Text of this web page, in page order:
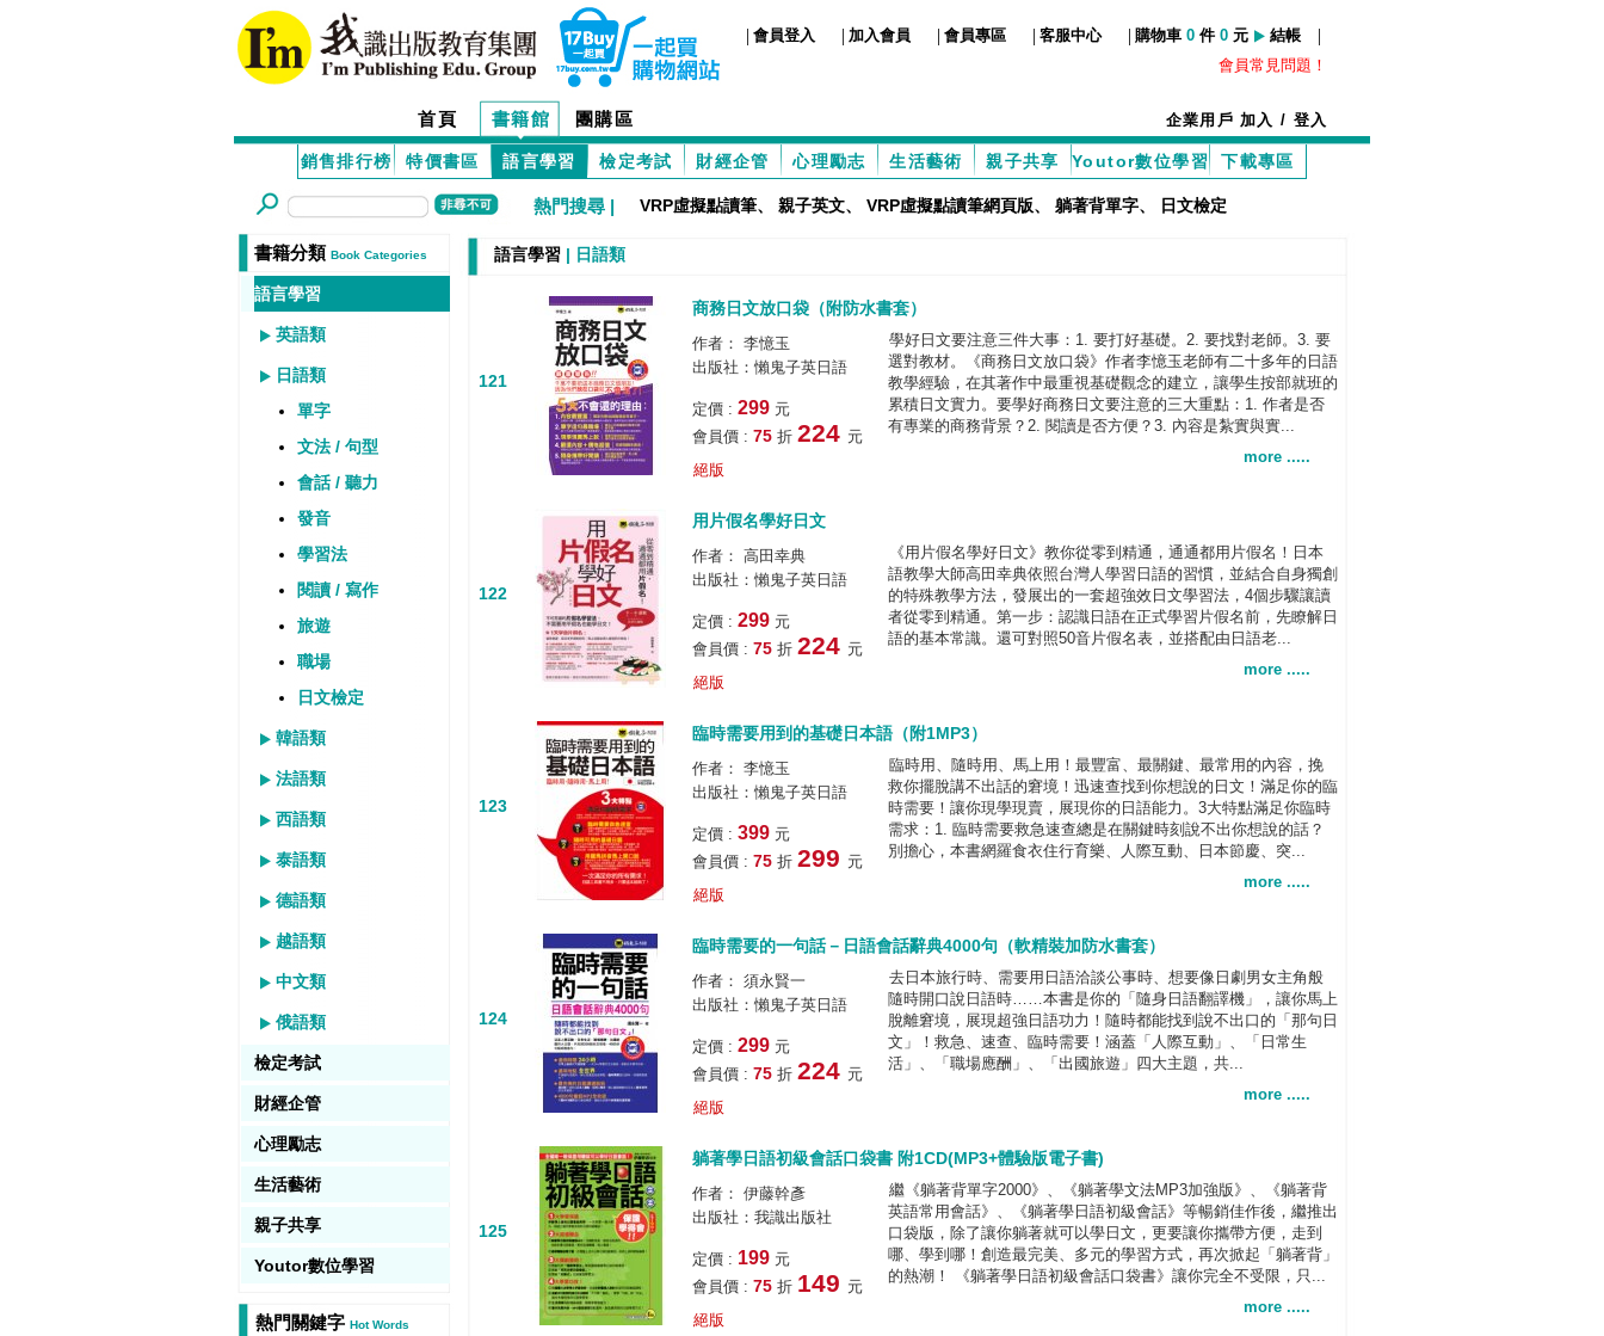
| 會員登入 | 加入會員 | 會員專區 | 客服中心 | 購物車 0 件 0 元 結帳 |
會員常見問題！
首頁 書籍館 團購區 企業用戶加入 / 登入
銷售排行榜 特價書區 語言學習 檢定考試 財經企管 心理勵志 生活藝術 親子共享 Youtor數位學習 下載專區
熱門搜尋 | VRP虛擬點讀筆、 親子英文、 VRP虛擬點讀筆網頁版、 躺著背單字、 日文檢定
書籍分類 Book Categories
語言學習
英語類
日語類
單字
文法 / 句型
會話 / 聽力
發音
學習法
閱讀 / 寫作
旅遊
職場
日文檢定
韓語類
法語類
西語類
泰語類
德語類
越語類
中文類
俄語類
檢定考試
財經企管
心理勵志
生活藝術
親子共享
Youtor數位學習
熱門關鍵字 Hot Words
語言學習 | 日語類
121
商務日文放口袋（附防水書套）
作者： 李憶玉
出版社：懶鬼子英日語
定價 : 299 元
會員價 : 75 折 224 元
絕版
學好日文要注意三件大事：1. 要打好基礎。2. 要找對老師。3. 要
選對教材。《商務日文放口袋》作者李憶玉老師有二十多年的日語
教學經驗，在其著作中最重視基礎觀念的建立，讓學生按部就班的
累積日文實力。要學好商務日文要注意的三大重點：1. 作者是否
有專業的商務背景？2. 閱讀是否方便？3. 內容是紮實與實...
more .....
122
用片假名學好日文
作者： 高田幸典
出版社：懶鬼子英日語
定價 : 299 元
會員價 : 75 折 224 元
絕版
《用片假名學好日文》教你從零到精通，通通都用片假名！日本
語教學大師高田幸典依照台灣人學習日語的習慣，並結合自身獨創
的特殊教學方法，發展出的一套超強效日文學習法，4個步驟讓讀
者從零到精通。第一步：認識日語在正式學習片假名前，先瞭解日
語的基本常識。還可對照50音片假名表，並搭配由日語老...
more .....
123
臨時需要用到的基礎日本語（附1MP3）
作者： 李憶玉
出版社：懶鬼子英日語
定價 : 399 元
會員價 : 75 折 299 元
絕版
臨時用、隨時用、馬上用！最豐富、最關鍵、最常用的內容，挽
救你擺脫講不出話的窘境！迅速查找到你想說的日文！滿足你的臨
時需要！讓你現學現賣，展現你的日語能力。3大特點滿足你臨時
需求：1. 臨時需要救急速查總是在關鍵時刻說不出你想說的話？
別擔心，本書網羅食衣住行育樂、人際互動、日本節慶、突...
more .....
124
臨時需要的一句話－日語會話辭典4000句（軟精裝加防水書套）
作者： 須永賢一
出版社：懶鬼子英日語
定價 : 299 元
會員價 : 75 折 224 元
絕版
去日本旅行時、需要用日語洽談公事時、想要像日劇男女主角般
隨時開口說日語時……本書是你的「隨身日語翻譯機」，讓你馬上
脫離窘境，展現超強日語功力！隨時都能找到說不出口的「那句日
文」！救急、速查、臨時需要！涵蓋「人際互動」、「日常生
活」、「職場應酬」、「出國旅遊」四大主題，共...
more .....
125
躺著學日語初級會話口袋書 附1CD(MP3+體驗版電子書)
作者： 伊藤幹彥
出版社：我識出版社
定價 : 199 元
會員價 : 75 折 149 元
絕版
繼《躺著背單字2000》、《躺著學文法MP3加強版》、《躺著背
英語常用會話》、《躺著學日語初級會話》等暢銷佳作後，繼推出
口袋版，除了讓你躺著就可以學日文，更要讓你攜帶方便，走到
哪、學到哪！創造最完美、多元的學習方式，再次掀起「躺著背」
的熱潮！ 《躺著學日語初級會話口袋書》讓你完全不受限，只...
more .....